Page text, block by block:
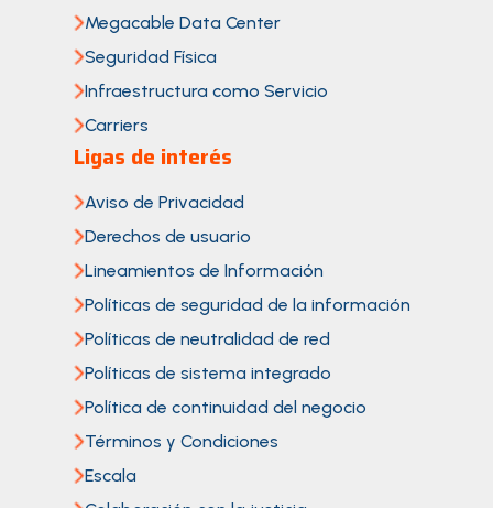
Megacable Data Center
Seguridad Física
Infraestructura como Servicio
Carriers
Ligas de interés
Aviso de Privacidad
Derechos de usuario
Lineamientos de Información
Políticas de seguridad de la información
Políticas de neutralidad de red
Políticas de sistema integrado
Política de continuidad del negocio
Términos y Condiciones
Escala